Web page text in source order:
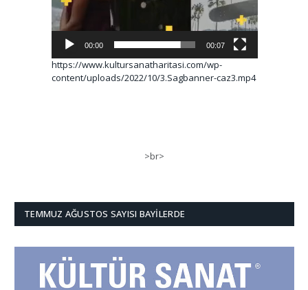
00:00 00:07
https://www.kultursanatharitasi.com/wp-
content/uploads/2022/10/3.Sagbanner-caz3.mp4
>br>
TEMMUZ AĞUSTOS SAYISI BAYILERDE